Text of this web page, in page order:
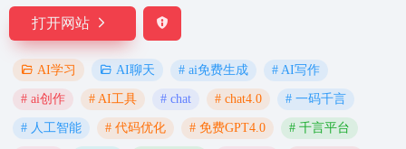
打开网站
AI学习 AI聊天 # ai免费生成 # AI写作
# ai创作 # AI工具 # chat # chat4.0 # 一码千言
# 人工智能 # 代码优化 # 免费GPT4.0 # 千言平台